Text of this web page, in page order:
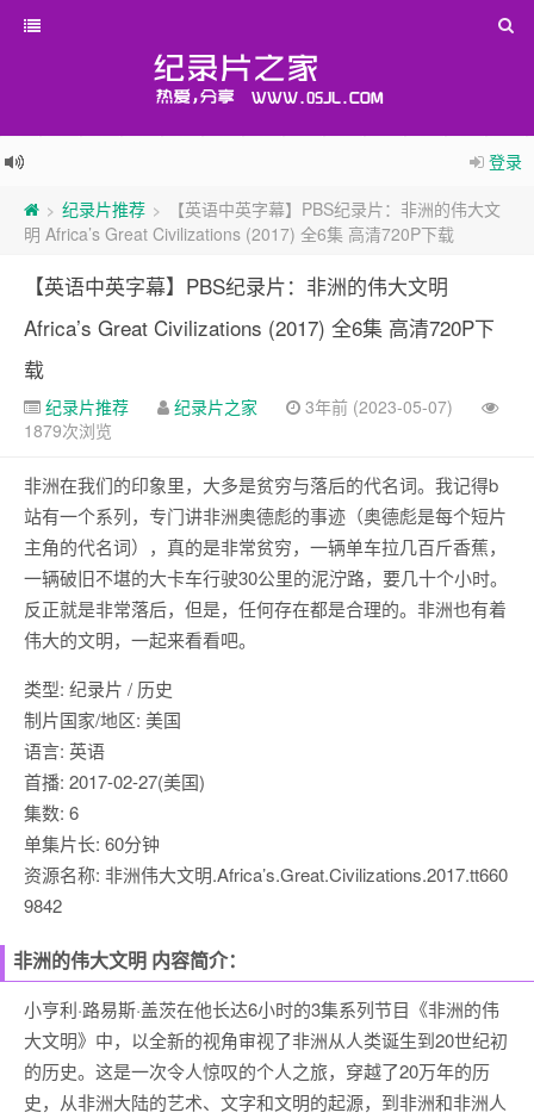
登录
> 纪录片推荐 >
【英语中英字幕】PBS纪录片：非洲的伟大文
明 Africa’s Great Civilizations (2017) 全6集 高清720P下载
【英语中英字幕】PBS纪录片：非洲的伟大文明
Africa’s Great Civilizations (2017) 全6集 高清720P下
载
纪录片推荐 纪录片之家
3年前 (2023-05-07)
1879次浏览
非洲在我们的印象里，大多是贫穷与落后的代名词。我记得b
站有一个系列，专门讲非洲奥德彪的事迹（奥德彪是每个短片
主角的代名词），真的是非常贫穷，一辆单车拉几百斤香蕉，
一辆破旧不堪的大卡车行驶30公里的泥泞路，要几十个小时。
反正就是非常落后，但是，任何存在都是合理的。非洲也有着
伟大的文明，一起来看看吧。
类型: 纪录片 / 历史
制片国家/地区: 美国
语言: 英语
首播: 2017-02-27(美国)
集数: 6
单集片长: 60分钟
资源名称: 非洲伟大文明.Africa’s.Great.Civilizations.2017.tt660
9842
非洲的伟大文明 内容简介：
小亨利·路易斯·盖茨在他长达6小时的3集系列节目《非洲的伟
大文明》中，以全新的视角审视了非洲从人类诞生到20世纪初
的历史。这是一次令人惊叹的个人之旅，穿越了20万年的历
史，从非洲大陆的艺术、文字和文明的起源，到非洲和非洲人